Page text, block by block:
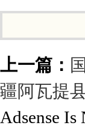
上一篇：
疆阿瓦提
Adsense